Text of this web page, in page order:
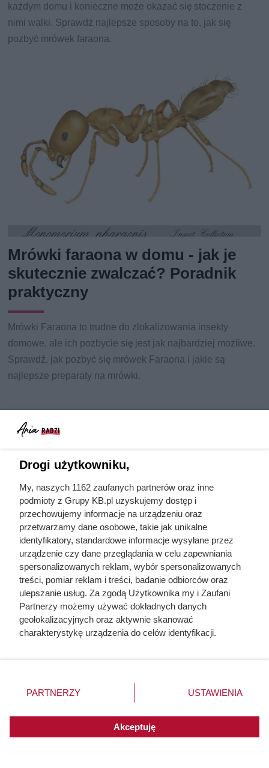
każdym domu i konieczne może okazać się stoczenie z
nimi walki. Sprawdź najlepsze sposoby na to, jak się
pozbyć mrówek faraona.
Mrówki faraona w domu - jak je
skutecznie zwalczać? Poradnik
praktyczny
Mrówki Faraona to trudne do zlokalizowania insekty
domowe, ale ich pozbycie się jest jak najbardziej możliwe.
Sprawdź, jak pozbyć się mrówek Faraona i jakie są
najlepsze preparaty na mrówki.
Drogi użytkowniku,
My, naszych 1162 zaufanych partnerów oraz inne
podmioty z Grupy KB.pl uzyskujemy dostęp i
przechowujemy informacje na urządzeniu oraz
przetwarzamy dane osobowe, takie jak unikalne
identyfikatory, standardowe informacje wysyłane przez
urządzenie czy dane przeglądania w celu zapewniania
spersonalizowanych reklam, wybór spersonalizowanych
treści, pomiar reklam i treści, badanie odbiorców oraz
ulepszanie usług. Za zgodą Użytkownika my i Zaufani
Partnerzy możemy używać dokładnych danych
geolokalizacyjnych oraz aktywnie skanować
charakterystykę urządzenia do celów identyfikacji.
zmienić/wycofać klikając przycisk ustawień prywatności
znajdujący się w lewym dolnym rogu strony. Niektóre
użytkownika, ale masz prawo sprzeciwić się takiemu
przetwarzaniu. Preferencje będą miały zastosowania do
PARTNERZY USTAWIENIA
Akceptuję